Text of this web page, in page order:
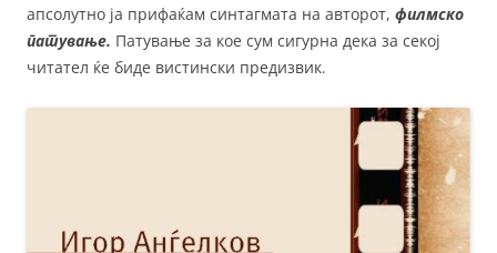
апсолутно ја прифаќам синтагмата на авторот, филмско
патување. Патување за кое сум сигурна дека за секој
читател ќе биде вистински предизвик.